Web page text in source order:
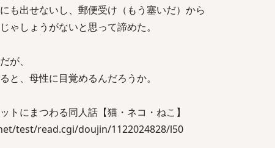
も出せないし、郵便受け（もう塞いだ）から
ゃしょうがないと思って諦めた。
が、
と、母性に目覚めるんだろうか。
トにまつわる同人話【猫・ネコ・ねこ】
test/read.cgi/doujin/1122024828/l50